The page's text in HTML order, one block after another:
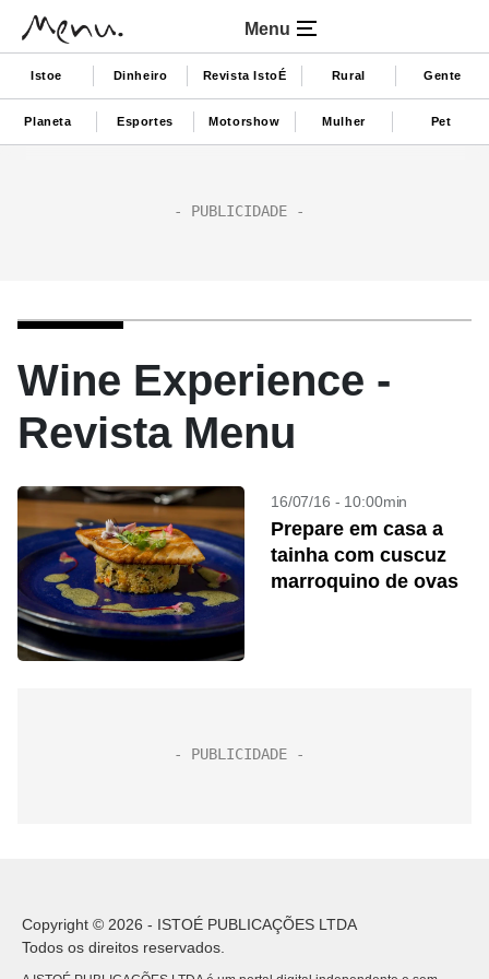
Menu
Istoe Dinheiro Revista IstoÉ Rural Gente
Planeta Esportes Motorshow Mulher Pet
Wine Experience -
Revista Menu
16/07/16 - 10:00min
Prepare em casa a
tainha com cuscuz
marroquino de ovas
Copyright © 2026 - ISTOÉ PUBLICAÇÕES LTDA
Todos os direitos reservados.